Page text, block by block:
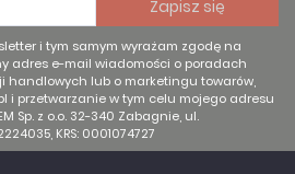
i tym samym wyrażam zgodę na
adres e-mail wiadomości o poradach
handlowych lub o marketingu towarów,
i przetwarzanie w tym celu mojego adresu
Sp. z o.o. 32-340 Zabagnie, ul.
KRS: 0001074727